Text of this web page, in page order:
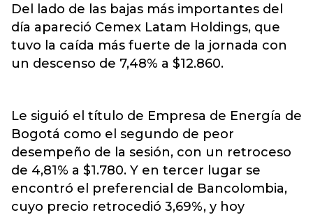
Del lado de las bajas más importantes del
día apareció Cemex Latam Holdings, que
tuvo la caída más fuerte de la jornada con
un descenso de 7,48% a $12.860.
Le siguió el título de Empresa de Energía de
Bogotá como el segundo de peor
desempeño de la sesión, con un retroceso
de 4,81% a $1.780. Y en tercer lugar se
encontró el preferencial de Bancolombia,
cuyo precio retrocedió 3,69%, y hoy